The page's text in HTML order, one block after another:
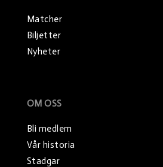
Matcher
Biljetter
Nyheter
OM OSS
Bli medlem
Vår historia
Stadgar